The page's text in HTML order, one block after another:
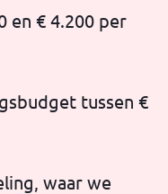
en € 4.200 per
tussen €
waar we